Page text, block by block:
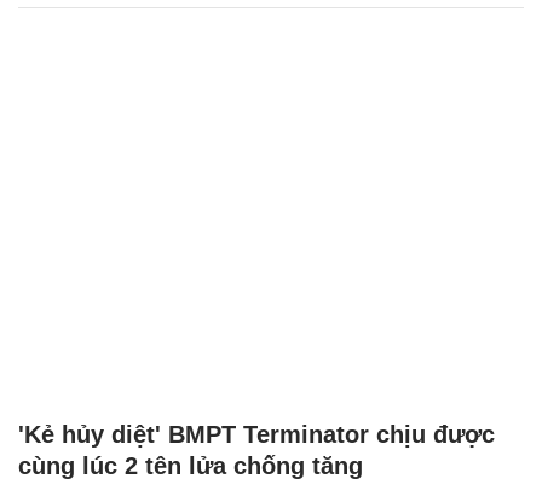
'Kẻ hủy diệt' BMPT Terminator chịu được
cùng lúc 2 tên lửa chống tăng